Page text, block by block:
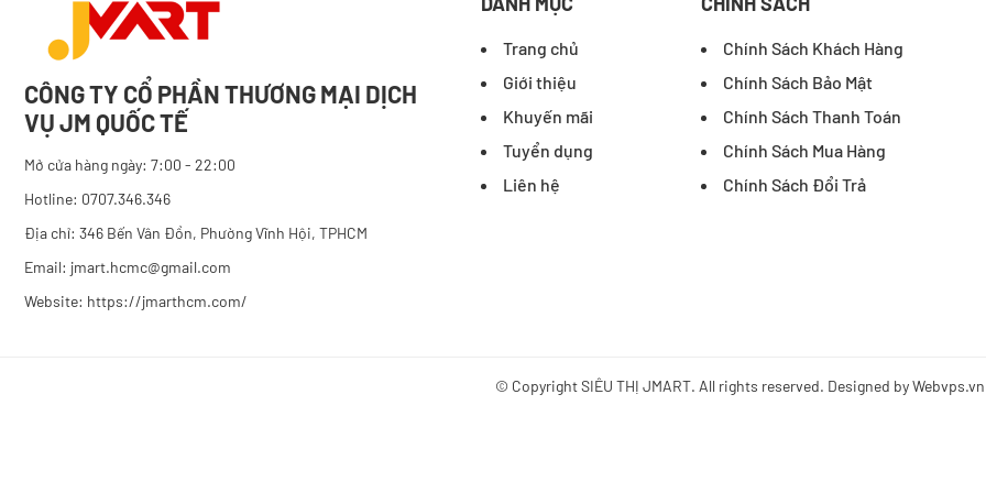
CÔNG TY CỔ PHẦN THƯƠNG MẠI DỊCH
VỤ JM QUỐC TẾ
Mở cửa hàng ngày: 7:00 - 22:00
Hotline: 0707.346.346
Địa chỉ: 346 Bến Vân Đồn, Phường Vĩnh Hội, TPHCM
Email: jmart.hcmc@gmail.com
Website: https://jmarthcm.com/
Trang chủ
Giới thiệu
Khuyến mãi
Tuyển dụng
Liên hệ
Chính Sách Khách Hàng
Chính Sách Bảo Mật
Chính Sách Thanh Toán
Chính Sách Mua Hàng
Chính Sách Đổi Trả
© CopyrightSIÊU THỊ JMART. All rights reserved. Designed byWebvps.vn